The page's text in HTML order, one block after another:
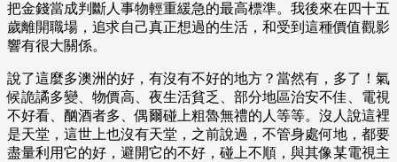
把金錢當成判斷人事物輕重緩急的最高標準。我後來在四十五
歲離開職場，追求自己真正想過的生活，和受到這種價值觀影
響有很大關係。
說了這麼多澳洲的好，有沒有不好的地方？當然有，多了！氣
候詭譎多變、物價高、夜生活貧乏、部分地區治安不佳、電視
不好看、酗酒者多、偶爾碰上粗魯無禮的人等等。沒人說這裡
是天堂，這世上也沒有天堂，之前說過，不管身處何地，都要
盡量利用它的好，避開它的不好，碰上不順，與其像某電視主